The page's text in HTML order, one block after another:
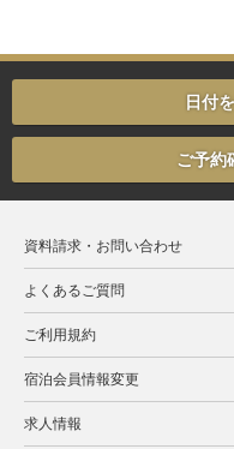
日付
ご予約
資料請求・お問い合わせ
よくあるご質問
ご利用規約
宿泊会員情報変更
求人情報